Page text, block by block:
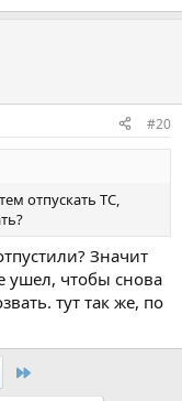
#20
отпускать ТС,
Значит
ушел, чтобы снова
тут так же, по